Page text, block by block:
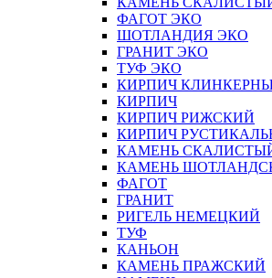
ФАГОТ ЭКО
ШОТЛАНДИЯ ЭКО
ГРАНИТ ЭКО
ТУФ ЭКО
КИРПИЧ
КИРПИЧ
КИРПИЧ РИЖСКИЙ
КИРПИЧ
КАМЕНЬ
КАМЕНЬ
ФАГОТ
ГРАНИТ
РИГЕЛЬ НЕМЕЦКИЙ
ТУФ
КАНЬОН
КАМЕНЬ ПРАЖСКИЙ